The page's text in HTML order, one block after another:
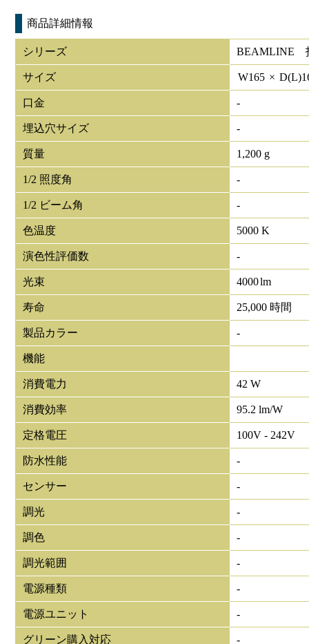
商品詳細情報
シリーズ BEAMLINE
サイズ W165 × D(L)
口金 -
埋込穴サイズ -
質量 1,200 g
1/2 照度角 -
1/2 ビーム角 -
色温度 5000 K
演色性評価数 -
光束 4000lm
寿命 25,000 時間
製品カラー -
機能
消費電力 42 W
消費効率 95.2 lm/W
定格電圧 100V - 242V
防水性能 -
センサー -
調光 -
調色 -
調光範囲 -
電源種類 -
電源ユニット -
グリーン購入対応 -